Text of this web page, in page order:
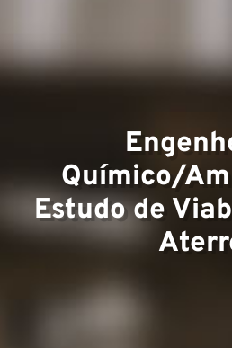
Químico/
Estudo de